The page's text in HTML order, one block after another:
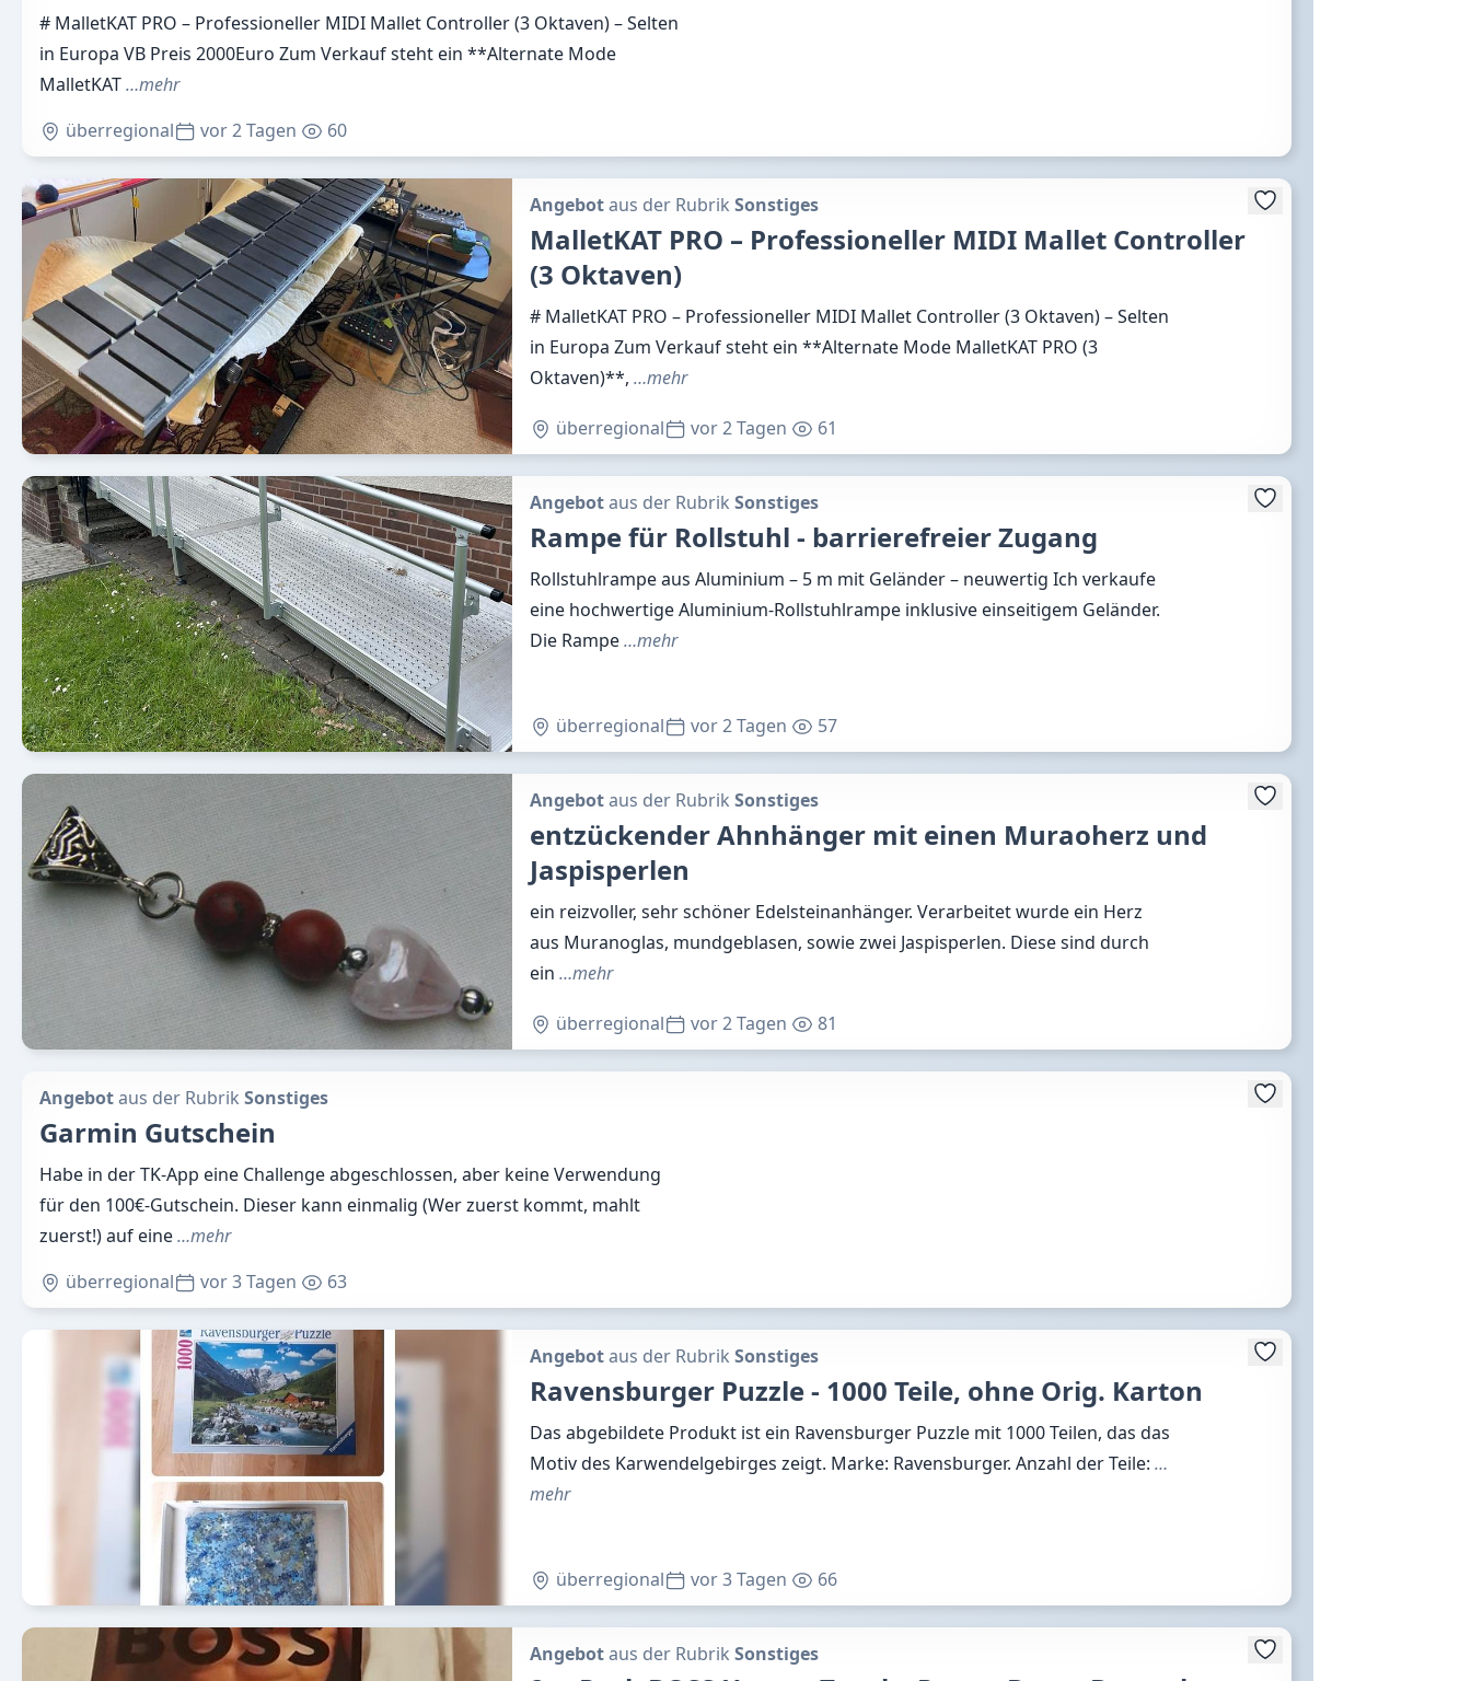
# MalletKAT PRO – Professioneller MIDI Mallet Controller (3 Oktaven) – Selten
in Europa VB Preis 2000Euro Zum Verkauf steht ein **Alternate Mode
MalletKAT…mehr
überregional
vor 2 Tagen 60
Angebotaus der Rubrik Sonstiges
MalletKAT PRO – Professioneller MIDI Mallet Controller
(3 Oktaven)
# MalletKAT PRO – Professioneller MIDI Mallet Controller (3 Oktaven) – Selten
in Europa Zum Verkauf steht ein **Alternate Mode MalletKAT PRO (3
Oktaven)**, …mehr
überregional vor 2 Tagen 61
Angebotaus der Rubrik Sonstiges
Rampe für Rollstuhl - barrierefreier Zugang
Rollstuhlrampe aus Aluminium – 5 m mit Geländer – neuwertig Ich verkaufe
eine hochwertige Aluminium-Rollstuhlrampe inklusive einseitigem Geländer.
Die Rampe…mehr
überregional vor 2 Tagen 57
Angebotaus der Rubrik Sonstiges
entzückender Ahnhänger mit einen Muraoherz und
Jaspisperlen
ein reizvoller, sehr schöner Edelsteinanhänger. Verarbeitet wurde ein Herz
aus Muranoglas, mundgeblasen, sowie zwei Jaspisperlen. Diese sind durch
ein …mehr
überregional vor 2 Tagen 81
Angebotaus der Rubrik Sonstiges
Garmin Gutschein
Habe in der TK-App eine Challenge abgeschlossen, aber keine Verwendung
für den 100€-Gutschein. Dieser kann einmalig (Wer zuerst kommt, mahlt
zuerst!) auf eine…mehr
überregional
vor 3 Tagen 63
Angebotaus der Rubrik Sonstiges
Ravensburger Puzzle - 1000 Teile, ohne Orig. Karton
Das abgebildete Produkt ist ein Ravensburger Puzzle mit 1000 Teilen, das das
Motiv des Karwendelgebirges zeigt. Marke: Ravensburger. Anzahl der Teile: …
mehr
überregional vor 3 Tagen 66
Angebotaus der Rubrik Sonstiges